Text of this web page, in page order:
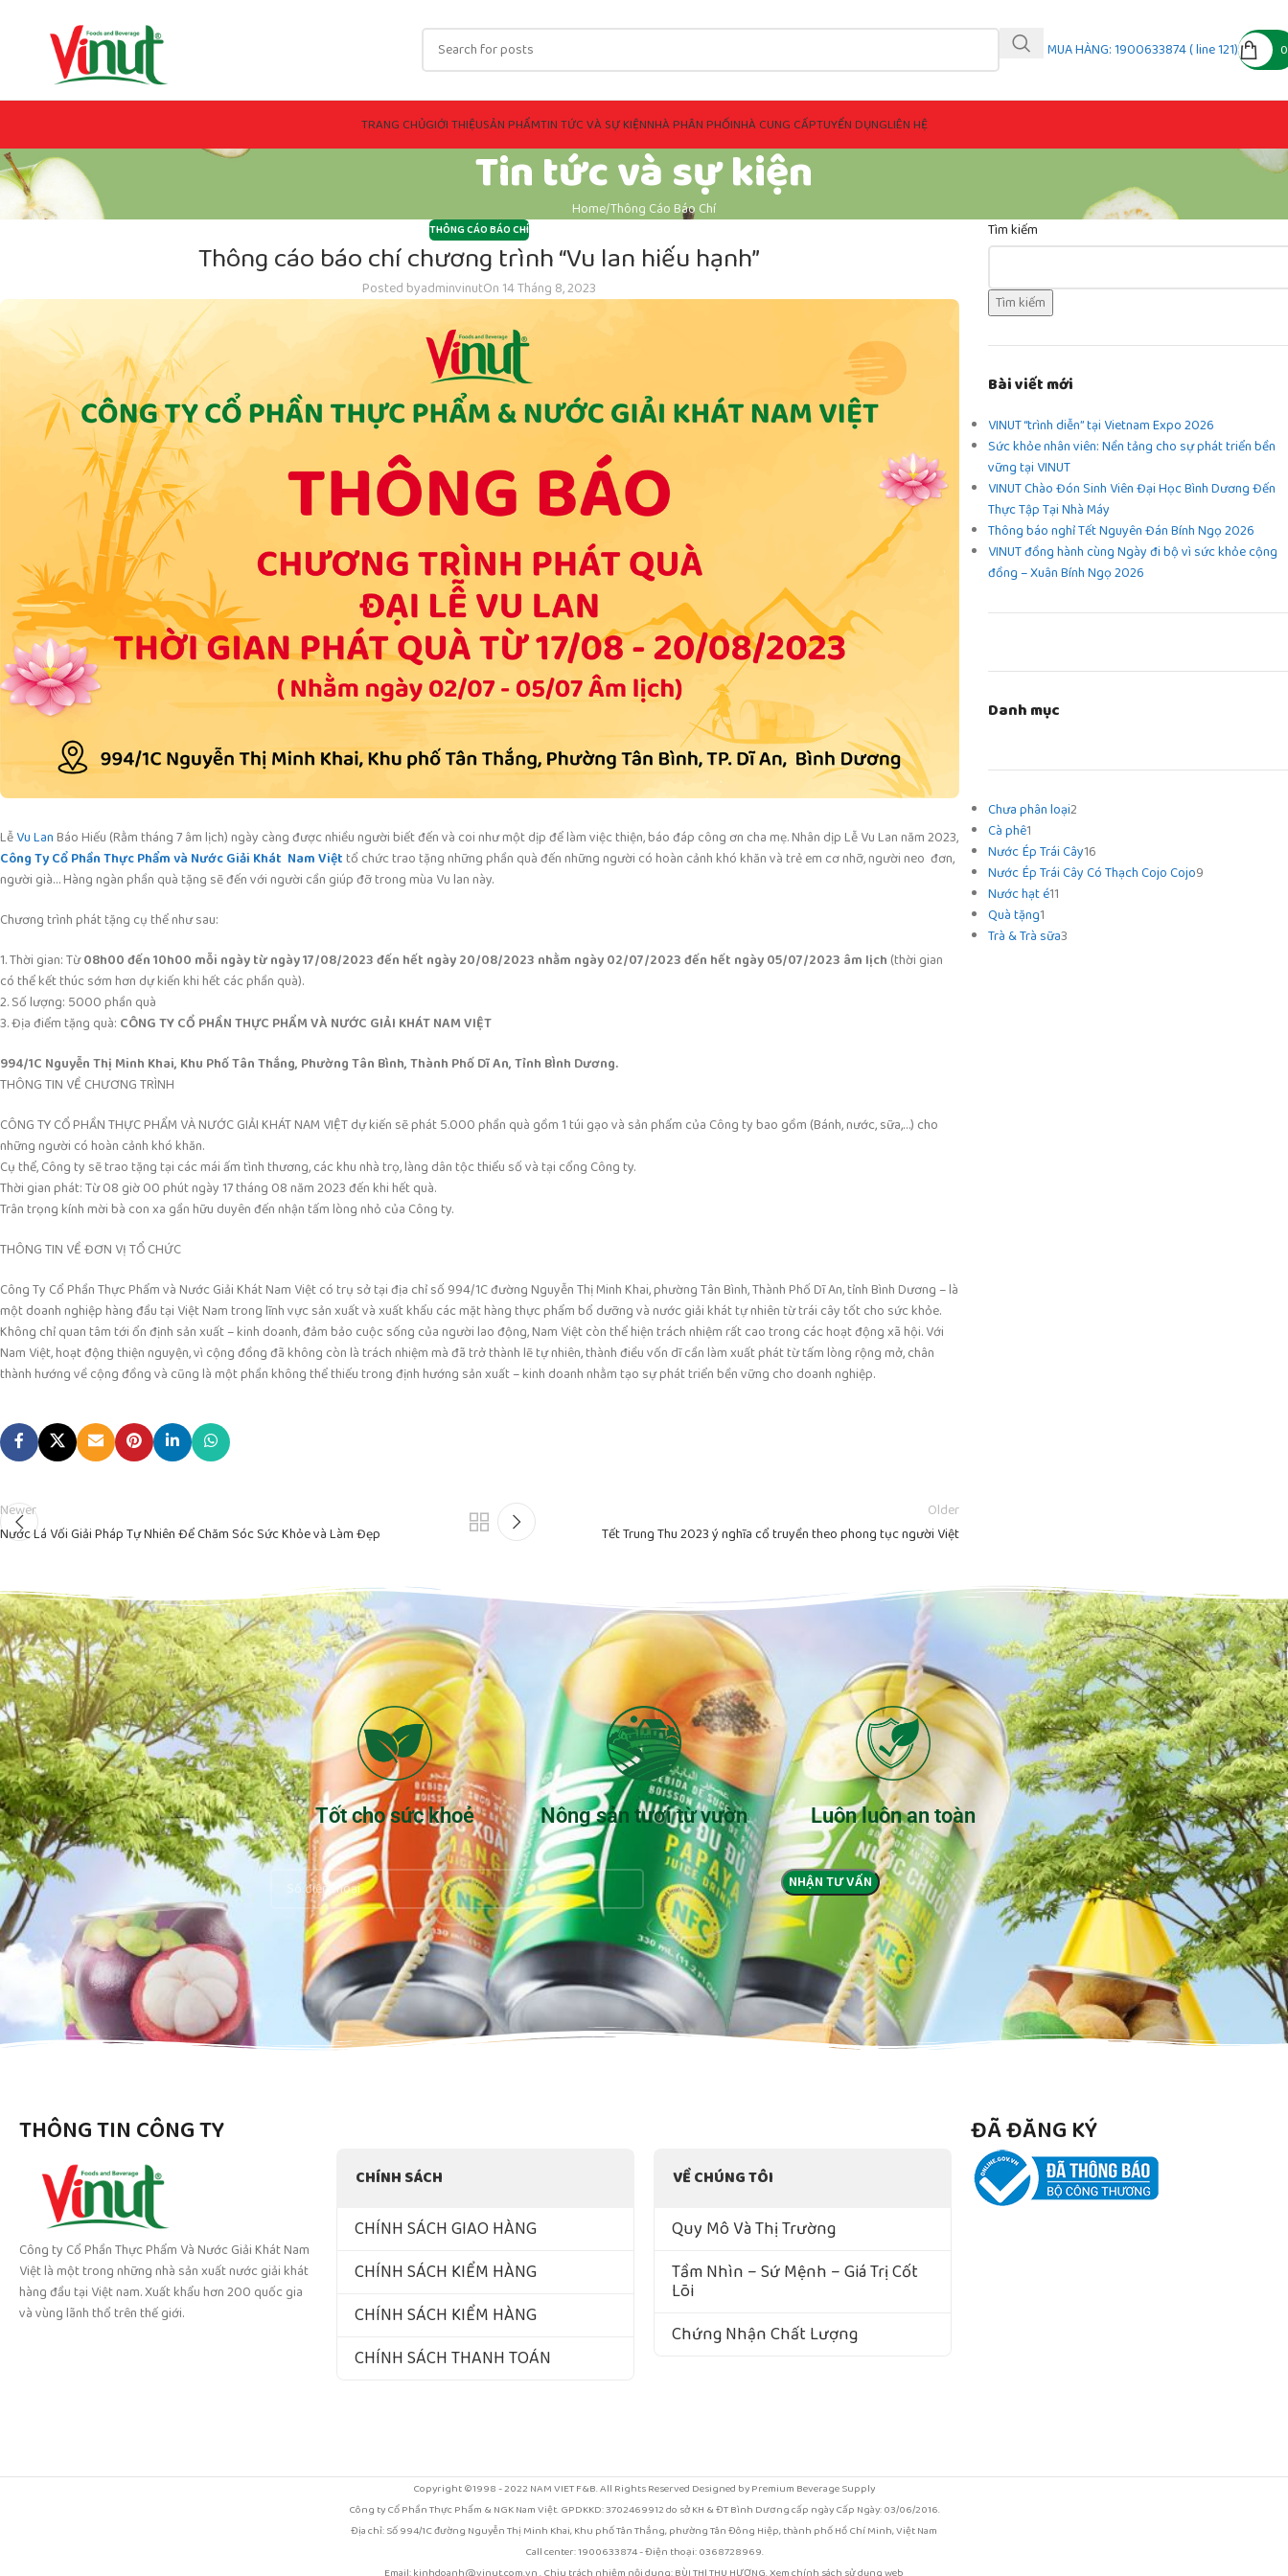
MUA HÀNG: 1900633874 ( line 121)
TRANG CHỦGIỚI THIỆUSẢN PHẨMTIN TỨC VÀ SỰ KIỆNNHÀ PHÂN PHỐINHÀ CUNG CẤPTUYỂN DỤNGLIÊN HỆ
Tin tức và sự kiện
Home Thông Cáo Báo Chí
THÔNG CÁO BÁO CHÍ
Thông cáo báo chí chương trình “Vu lan hiếu hạnh”
Posted byadminvinutOn 14 Tháng 8, 2023
LễVu Lan Báo Hiếu (Rằm tháng 7 âm lịch) ngày càng được nhiều người biết đến và coi như một dịp để làm việc thiện, báo đáp công ơn cha mẹ. Nhân dịp Lễ Vu Lan năm 2023,
Công Ty Cổ Phần Thực Phẩm và Nước Giải Khát Nam Việttổ chức trao tặng những phần quà đến những người có hoàn cảnh khó khăn và trẻ em cơ nhỡ, người neo đơn,
người già… Hàng ngàn phần quà tặng sẽ đến với người cần giúp đỡ trong mùa Vu lan này.
Chương trình phát tặng cụ thể như sau:
1. Thời gian: Từ08h00 đến 10h00 mỗi ngày từ ngày 17/08/2023 đến hết ngày 20/08/2023 nhằm ngày 02/07/2023 đến hết ngày 05/07/2023 âm lịch (thời gian
có thể kết thúc sớm hơn dự kiến khi hết các phần quà).
2. Số lượng: 5000 phần quà
3. Địa điểm tặng quà: CÔNG TY CỔ PHẦN THỰC PHẨM VÀ NƯỚC GIẢI KHÁT NAM VIỆT
994/1C Nguyễn Thị Minh Khai, Khu Phố Tân Thắng, Phường Tân Bình, Thành Phố Dĩ An, Tỉnh BÌnh Dương.
THÔNG TIN VỀ CHƯƠNG TRÌNH
CÔNG TY CỔ PHẦN THỰC PHẨM VÀ NƯỚC GIẢI KHÁT NAM VIỆT dự kiến sẽ phát 5.000 phần quà gồm 1 túi gạo và sản phẩm của Công ty bao gồm (Bánh, nước, sữa,…) cho
những người có hoàn cảnh khó khăn.
Cụ thể, Công ty sẽ trao tặng tại các mái ấm tình thương, các khu nhà trọ, làng dân tộc thiểu số và tại cổng Công ty.
Thời gian phát: Từ 08 giờ 00 phút ngày 17 tháng 08 năm 2023 đến khi hết quà.
Trân trọng kính mời bà con xa gần hữu duyên đến nhận tấm lòng nhỏ của Công ty.
THÔNG TIN VỀ ĐƠN VỊ TỔ CHỨC
Công Ty Cổ Phần Thực Phẩm và Nước Giải Khát Nam Việt có trụ sở tại địa chỉ số 994/1C đường Nguyễn Thị Minh Khai, phường Tân Bình, Thành Phố Dĩ An, tỉnh Bình Dương – là
một doanh nghiệp hàng đầu tại Việt Nam trong lĩnh vực sản xuất và xuất khẩu các mặt hàng thực phẩm bổ dưỡng và nước giải khát tự nhiên từ trái cây tốt cho sức khỏe.
Không chỉ quan tâm tới ổn định sản xuất – kinh doanh, đảm bảo cuộc sống của người lao động, Nam Việt còn thể hiện trách nhiệm rất cao trong các hoạt động xã hội. Với
Nam Việt, hoạt động thiện nguyện, vì cộng đồng đã không còn là trách nhiệm mà đã trở thành lẽ tự nhiên, thành điều vốn dĩ cần làm xuất phát từ tấm lòng rộng mở, chân
thành hướng về cộng đồng và cũng là một phần không thể thiếu trong định hướng sản xuất – kinh doanh nhằm tạo sự phát triển bền vững cho doanh nghiệp.
Newer
Nước Lá Vối Giải Pháp Tự Nhiên Để Chăm Sóc Sức Khỏe và Làm Đẹp
Older
Tết Trung Thu 2023 ý nghĩa cổ truyền theo phong tục người Việt
Tìm kiếm
Tìm kiếm
Bài viết mới
VINUT “trình diễn” tại Vietnam Expo 2026
Sức khỏe nhân viên: Nền tảng cho sự phát triển bền
vững tại VINUT
VINUT Chào Đón Sinh Viên Đại Học Bình Dương Đến
Thực Tập Tại Nhà Máy
Thông báo nghỉ Tết Nguyên Đán Bính Ngọ 2026
VINUT đồng hành cùng Ngày đi bộ vì sức khỏe cộng
đồng – Xuân Bính Ngọ 2026
Danh mục
Chưa phân loại2
Cà phê1
Nước Ép Trái Cây16
Nước Ép Trái Cây Có Thạch Cojo Cojo9
Nước hạt é11
Quà tặng1
Trà & Trà sữa3
Tốt cho sức khoẻ Nông sản tươi từ vườn Luôn luôn an toàn
THÔNG TIN CÔNG TY
Công ty Cổ Phần Thực Phẩm Và Nước Giải Khát Nam
Việt là một trong những nhà sản xuất nước giải khát
hàng đầu tại Việt nam. Xuất khẩu hơn 200 quốc gia
và vùng lãnh thổ trên thế giới.
CHÍNH SÁCH
CHÍNH SÁCH GIAO HÀNG
CHÍNH SÁCH KIỂM HÀNG
CHÍNH SÁCH KIỂM HÀNG
CHÍNH SÁCH THANH TOÁN
VỀ CHÚNG TÔI
Quy Mô Và Thị Trường
Tầm Nhìn – Sứ Mệnh – Giá Trị Cốt
Lõi
Chứng Nhận Chất Lượng
ĐÃ ĐĂNG KÝ
Copyright ©1998 - 2022 NAM VIET F&B. All Rights Reserved Designed by Premium Beverage Supply
Công ty Cổ Phần Thực Phẩm & NGK Nam Việt. GPDKKD: 3702469912 do sở KH & ĐT Bình Dương cấp ngày Cấp Ngày: 03/06/2016.
Địa chỉ: Số 994/1C đường Nguyễn Thị Minh Khai, Khu phố Tân Thắng, phường Tân Đông Hiệp, thành phố Hồ Chí Minh, Việt Nam
Call center: 1900633874 - Điện thoại: 0368728969.